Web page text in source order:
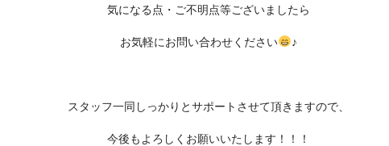
気になる点・ご不明点等ございましたら
お気軽にお問い合わせください ♪
スタッフ一同しっかりとサポートさせて頂きますので、
今後もよろしくお願いいたします！！！